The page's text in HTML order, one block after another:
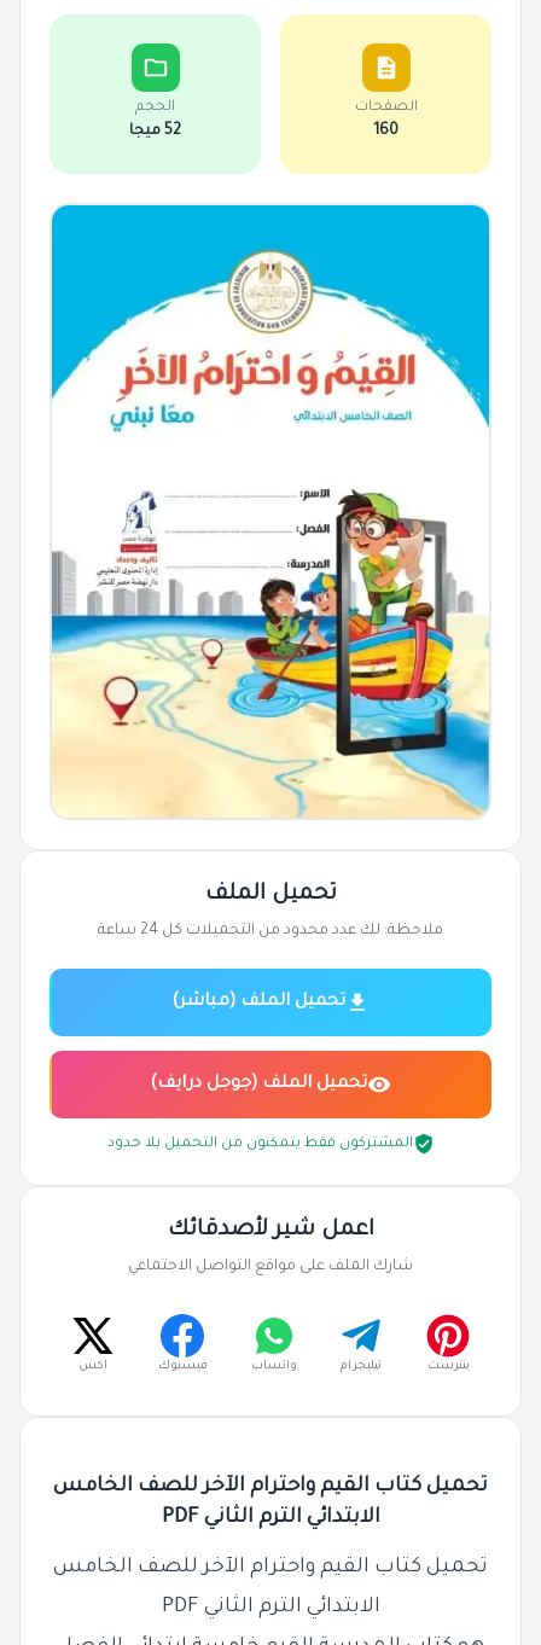
الصفحات
160
الحجم
52 ميجا
تحميل كتاب القيم واحترام الآخر للصف الخامس
الابتدائي الترم الثاني PDF
تحميل كتاب القيم واحترام الآخر للصف الخامس
الابتدائي الترم الثاني PDF
تحميل الملف
ملاحظة: لك عدد محدود من التحميلات كل 24 ساعة
تحميل الملف (مباشر)
تحميل الملف (جوجل درايف)
المشتركون فقط يتمكنون من التحميل بلا حدود
اعمل شير لأصدقائك
شارك الملف على مواقع التواصل الاجتماعي
بنترست تيليجرام واتساب فيسبوك اكس